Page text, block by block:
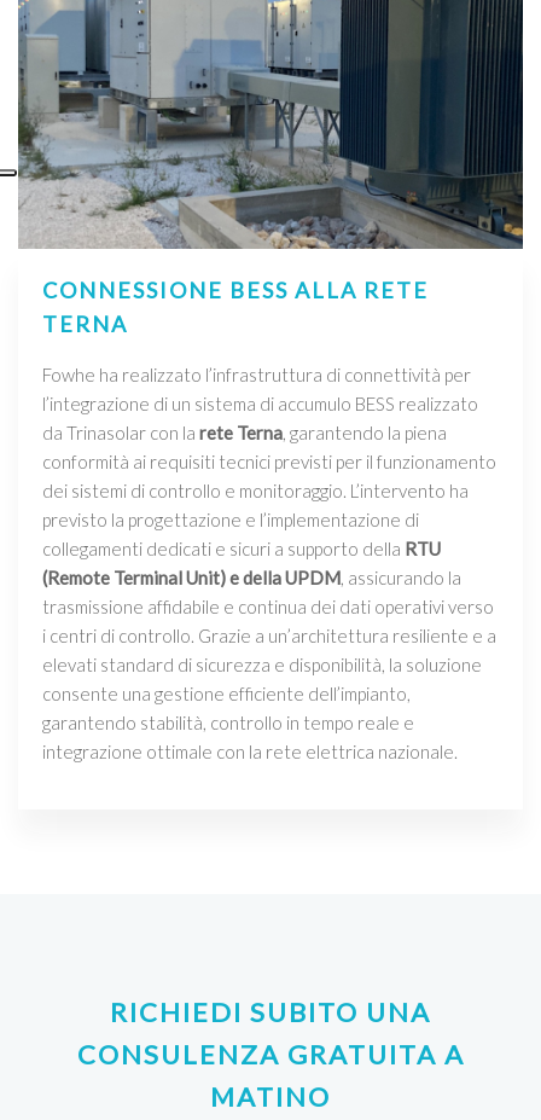
CONNESSIONE BESS ALLA RETE
TERNA
Fowhe ha realizzato l’infrastruttura di connettività per
l’integrazione di un sistema di accumulo BESS realizzato
da Trinasolar con la rete Terna, garantendo la piena
conformità ai requisiti tecnici previsti per il funzionamento
dei sistemi di controllo e monitoraggio. L’intervento ha
previsto la progettazione e l’implementazione di
collegamenti dedicati e sicuri a supporto della RTU
(Remote Terminal Unit) e della UPDM, assicurando la
trasmissione affidabile e continua dei dati operativi verso
i centri di controllo. Grazie a un’architettura resiliente e a
elevati standard di sicurezza e disponibilità, la soluzione
consente una gestione efficiente dell’impianto,
garantendo stabilità, controllo in tempo reale e
integrazione ottimale con la rete elettrica nazionale.
RICHIEDI SUBITO UNA
CONSULENZA GRATUITA A
MATINO